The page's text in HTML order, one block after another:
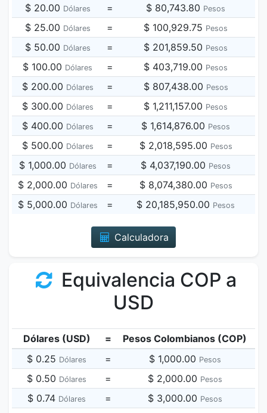
$ 20.00 Dólares = $ 80,743.80 Pesos
$ 25.00 Dólares = $ 100,929.75 Pesos
$ 50.00 Dólares = $ 201,859.50 Pesos
$ 100.00 Dólares = $ 403,719.00 Pesos
$ 200.00 Dólares = $ 807,438.00 Pesos
$ 300.00 Dólares = $ 1,211,157.00 Pesos
$ 400.00 Dólares = $ 1,614,876.00 Pesos
$ 500.00 Dólares = $ 2,018,595.00 Pesos
$ 1,000.00 Dólares = $ 4,037,190.00 Pesos
$ 2,000.00 Dólares = $ 8,074,380.00 Pesos
$ 5,000.00 Dólares = $ 20,185,950.00 Pesos
Calculadora
Equivalencia COP a
USD
Dólares (USD) =
Pesos Colombianos (COP)
$ 0.25 Dólares = $ 1,000.00 Pesos
$ 0.50 Dólares = $ 2,000.00 Pesos
$ 0.74 Dólares = $ 3,000.00 Pesos